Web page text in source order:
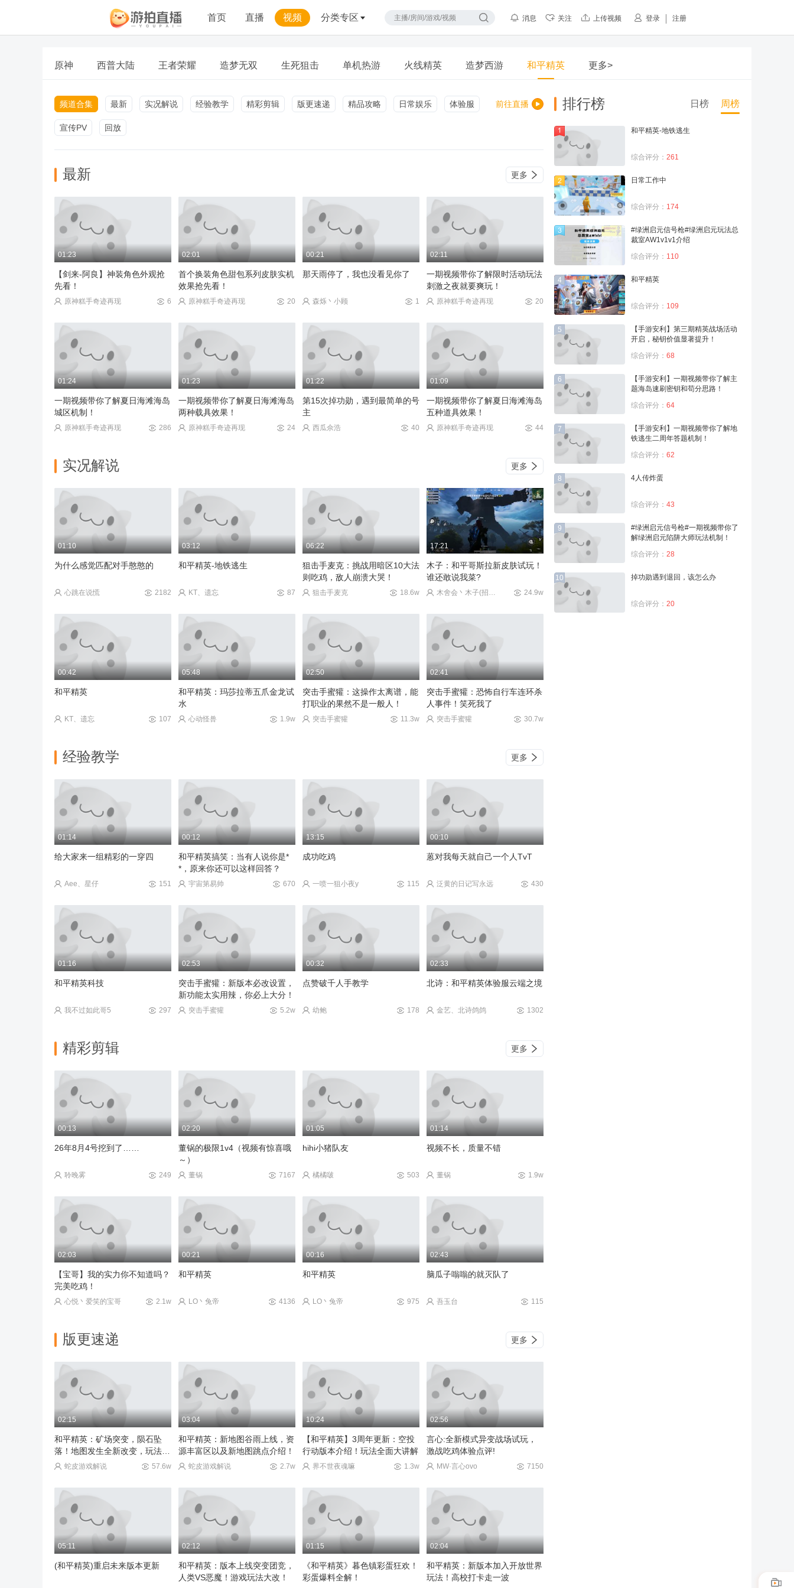
首页 直播 视频 分类专区 登录 注册
消息 关注 上传视频
原神 西普大陆 王者荣耀 造梦无双 生死狙击 单机热游 火线精英 造梦西游 和平精英 更多>
前往直播
频道合集 最新 实况解说 经验教学 精彩剪辑 版更速递 精品攻略 日常娱乐 体验服
宣传PV 回放
最新 更多
01:23
【剑来-阿良】神装角色外观抢
先看！
6
原神糕手奇迹再现
02:01
首个换装角色甜包系列皮肤实机
效果抢先看！
20
原神糕手奇迹再现
00:21
那天雨停了，我也没看见你了
1
森烁丶小顾
02:11
一期视频带你了解限时活动玩法
刺激之夜就要爽玩！
20
原神糕手奇迹再现
01:24
一期视频带你了解夏日海滩海岛
城区机制！
286
原神糕手奇迹再现
01:23
一期视频带你了解夏日海滩海岛
两种载具效果！
24
原神糕手奇迹再现
01:22
第15次掉功勋，遇到最简单的号
主
40
西瓜佘浩
01:09
一期视频带你了解夏日海滩海岛
五种道具效果！
44
原神糕手奇迹再现
02:13
熊熊精英新赛季了，你们都什么
段位了？
68
我恨4399游戏盒
02:32
一期视频带你了解异变危机2.0
模式玩法机制！
66
原神糕手奇迹再现
实况解说 更多
01:10
为什么感觉匹配对手憨憨的
2182
心跳在说慌
03:12
和平精英-地铁逃生
87
KT、遗忘
06:22
狙击手麦克：挑战用暗区10大法
则吃鸡，敌人崩溃大哭！
18.6w
狙击手麦克
17:21
木子：和平哥斯拉新皮肤试玩！
谁还敢说我菜?
24.9w
木舍会丶木子(招房管)
00:42
和平精英
107
KT、遗忘
05:48
和平精英：玛莎拉蒂五爪金龙试
水
1.9w
心动怪兽
02:50
突击手蜜獾：这操作太离谱，能
打职业的果然不是一般人！
11.3w
突击手蜜獾
02:41
突击手蜜獾：恐怖自行车连环杀
人事件！笑死我了
30.7w
突击手蜜獾
00:22
和平精英
241
Lo、小喵酱呀~
00:11
无敌战神一般般，别羡慕。哥
430
我都四天没玩了让我玩
经验教学 更多
01:14
给大家来一组精彩的一穿四
151
Aee、星仔
00:12
和平精英搞笑：当有人说你是*
*，原来你还可以这样回答？
670
宇宙第易帅
13:15
成功吃鸡
115
一喷一狙小夜y
00:10
蒽对我每天就自己一个人TvT
430
泛黄的日记写永远
01:16
和平精英科技
297
我不过如此哥5
02:53
突击手蜜獾：新版本必改设置，
新功能太实用辣，你必上大分！
5.2w
突击手蜜獾
00:32
点赞破千人手教学
178
幼鲍
02:33
北诗：和平精英体验服云端之境
1302
金艺、北诗鸽鸽
05:22
图书馆老六
171
3975705594
02:01
精彩击杀视频第十一期
827
七夜ต
精彩剪辑 更多
00:13
26年8月4号挖到了……
249
聆晚雾
02:20
董锅的极限1v4（视频有惊喜哦
～）
7167
董锅
01:05
hihi小猪队友
503
橘橘啵
01:14
视频不长，质量不错
1.9w
董锅
02:03
【宝哥】我的实力你不知道吗？
完美吃鸡！
2.1w
心悦丶爱笑的宝哥
00:21
和平精英
4136
LO丶兔帝
00:16
和平精英
975
LO丶兔帝
02:43
脑瓜子嗡嗡的就灭队了
115
吾玉台
01:52
震震：身穿黄金风衣击杀盛宴
7.1w
稳场震震吖
00:26
大大低估了 战地医师
143
途☆
版更速递 更多
02:15
和平精英：矿场突变，陨石坠
落！地图发生全新改变，玩法介
绍！
57.6w
蛇皮游戏解说
03:04
和平精英：新地图谷雨上线，资
源丰富区以及新地图跳点介绍！
2.7w
蛇皮游戏解说
10:24
【和平精英】3周年更新：空投
行动版本介绍！玩法全面大讲解
1.3w
界不世夜魂嘛
02:56
言心:全新模式异变战场试玩，
激战吃鸡体验点评!
7150
MW·言心ovo
05:11
(和平精英)重启未来版本更新
02:12
和平精英：版本上线突变团竞，
人类VS恶魔！游戏玩法大改！
01:15
《和平精英》暮色镇彩蛋狂欢！
彩蛋爆料全解！
02:04
和平精英：新版本加入开放世界
玩法！高校打卡走一波
排行榜 周榜
日榜
和平精英-地铁逃生
综合评分： 261
日常工作中
综合评分： 174
#绿洲启元信号枪#绿洲启元玩法总
裁室AW1v1v1介绍
综合评分： 110
4 和平精英
综合评分： 109
5
【手游安利】第三期精英战场活动
开启，秘钥价值显著提升！
综合评分： 68
6
【手游安利】一期视频带你了解主
题海岛速刷密钥和苟分思路！
综合评分： 64
7
【手游安利】一期视频带你了解地
铁逃生二周年答题机制！
综合评分： 62
8 4人传炸蛋
综合评分： 43
9
#绿洲启元信号枪#一期视频带你了
解绿洲启元陷阱大师玩法机制！
综合评分： 28
10 掉功勋遇到退回，该怎么办
综合评分： 20